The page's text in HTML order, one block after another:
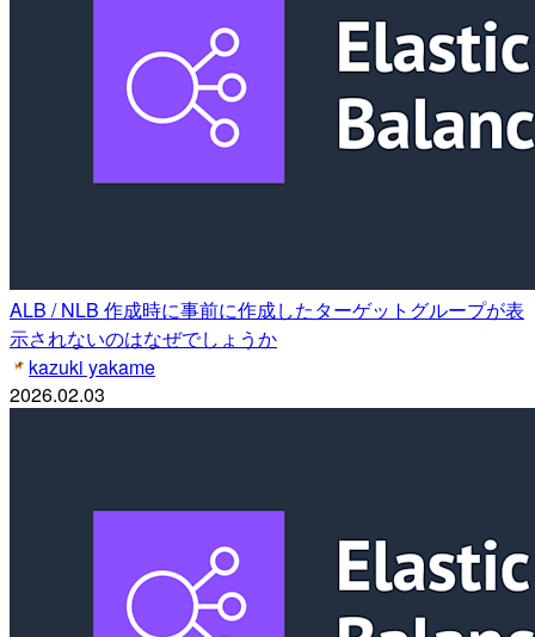
ALB / NLB 作成時に事前に作成したターゲットグループが表
示されないのはなぜでしょうか
kazuki yakame
2026.02.03